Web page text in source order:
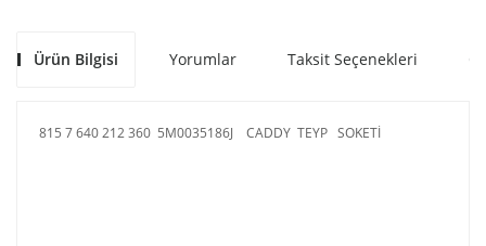
Ürün Bilgisi Yorumlar Taksit Seçenekleri
815 7 640 212 360 5M0035186J CADDY TEYP SOKETİ